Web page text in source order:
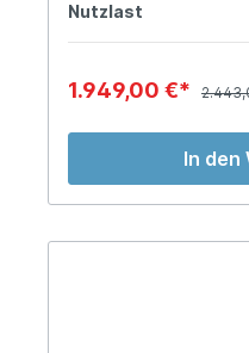
Nutzlast
1.949,00 €*
In den